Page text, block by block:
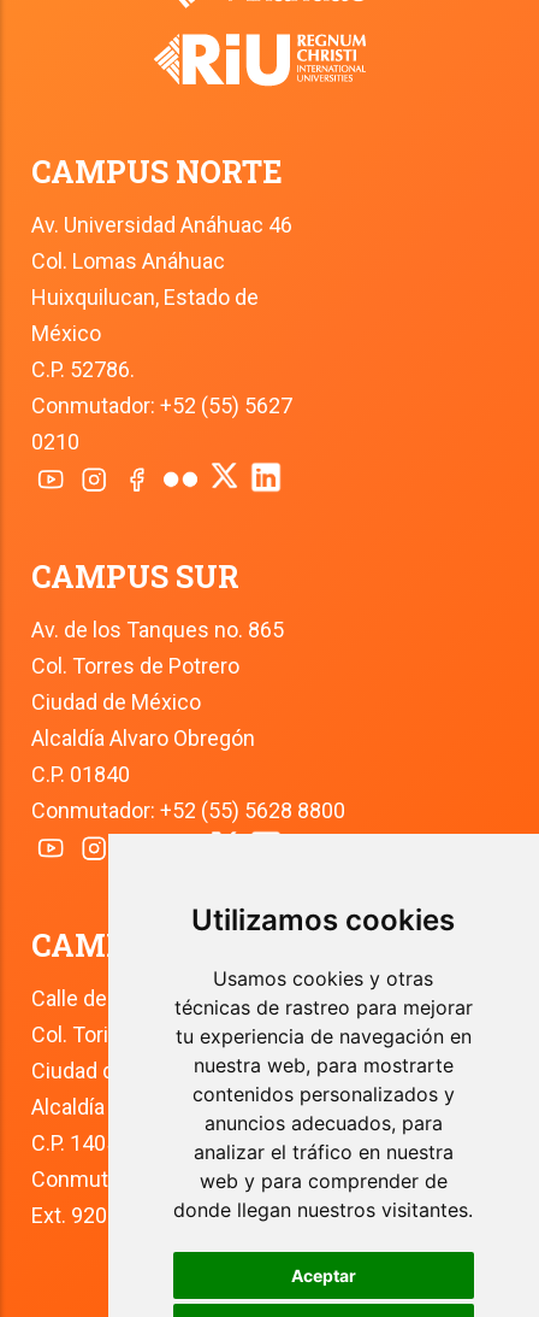
Utilizamos cookies
Usamos cookies y otras
técnicas de rastreo para mejorar
tu experiencia de navegación en
nuestra web, para mostrarte
contenidos personalizados y
anuncios adecuados, para
analizar el tráfico en nuestra
web y para comprender de
donde llegan nuestros visitantes.
Aceptar
CAMPUS NORTE
Av. Universidad Anáhuac 46
Col. Lomas Anáhuac
Huixquilucan, Estado de
México
C.P. 52786.
Conmutador: +52 (55) 5627
0210
CAMPUS SUR
Av. de los Tanques no. 865
Col. Torres de Potrero
Ciudad de México
Alcaldía Alvaro Obregón
C.P. 01840
Conmutador: +52 (55) 5628 8800
CAMPUS TLALPAN
Calle del Río 4
Col. Toriello Guerra
Ciudad de México
Alcaldía Tlalpan
C.P. 14050
Conmutador: +52 (55) 5627 0210
Ext. 9200